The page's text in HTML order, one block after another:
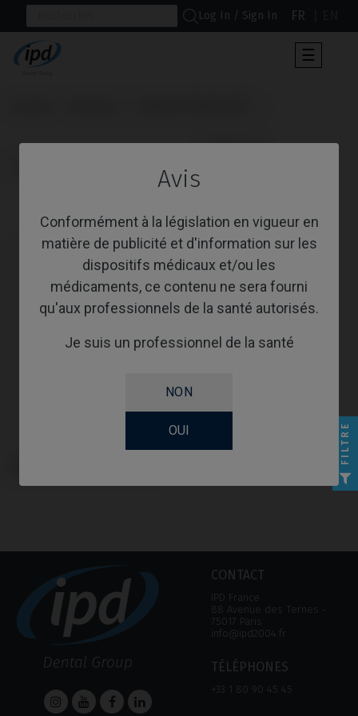
Avis
Conformément à la législation en vigueur en
matière de publicité et d'information sur les
dispositifs médicaux et/ou les
médicaments, ce contenu ne sera fourni
qu'aux professionnels de la santé autorisés.
Je suis un professionnel de la santé
NON
OUI
Log In / Sign In FR
Toggle
☰
                      Multi-Unit
CONTACT
IPD France
88 Avenue des Ternes ‑
75017 Paris
info@ipd2004.fr
TÉLÉPHONES
+33 1 80 90 45 45
FILTRE